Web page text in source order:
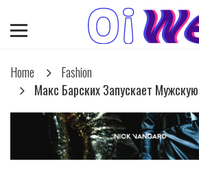
Home
Fashion
Макс Барских Запускает